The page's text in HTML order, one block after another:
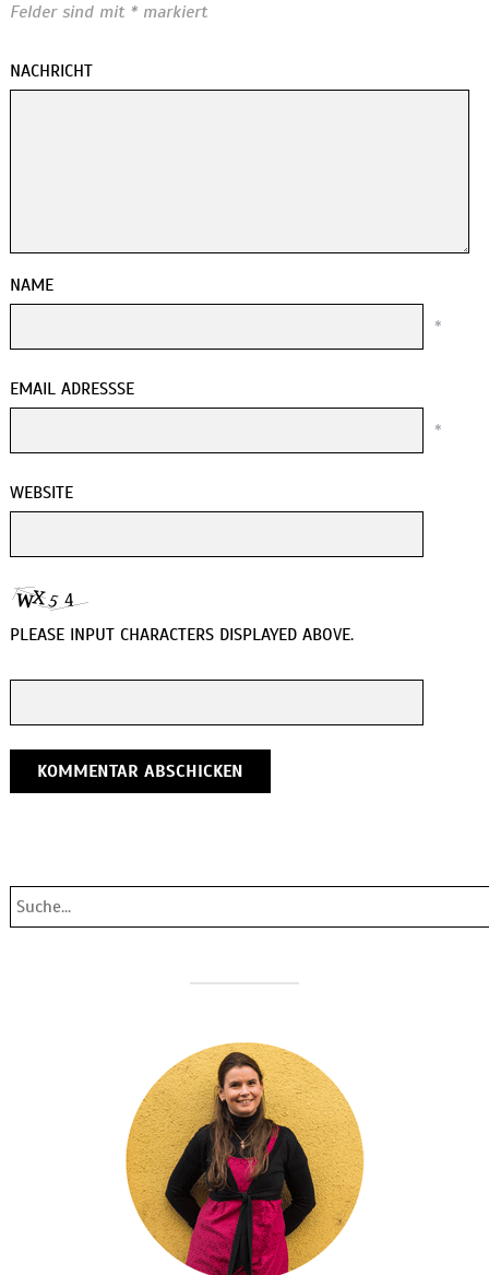
Felder sind mit *markiert
NACHRICHT
NAME
*
EMAIL ADRESSSE
*
WEBSITE
PLEASE INPUT CHARACTERS DISPLAYED ABOVE.